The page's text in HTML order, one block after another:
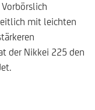
mit leichten
der Nikkei 225 den